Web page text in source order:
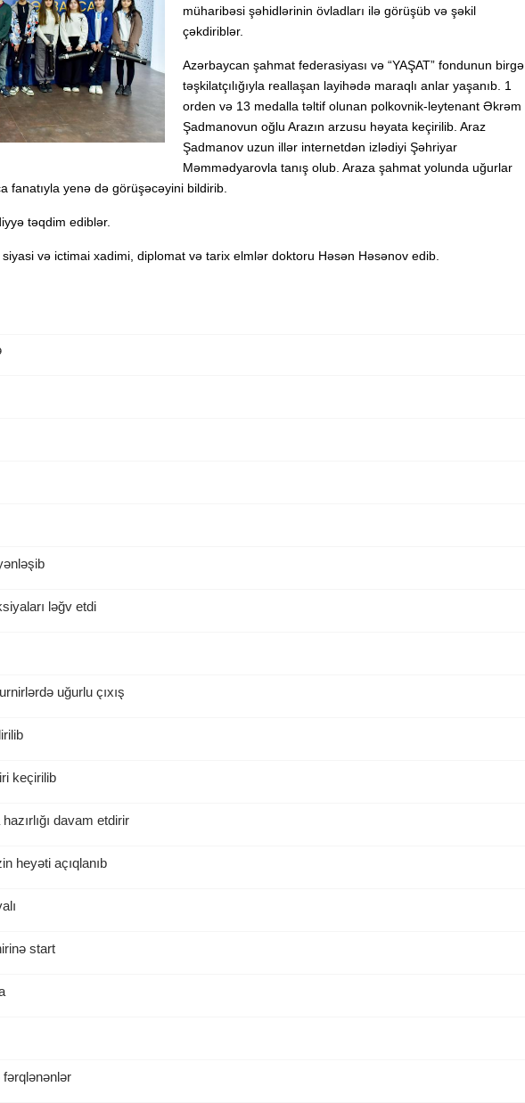
müharibəsi şəhidlərinin övladları ilə görüşüb və şəkil
çəkdiriblər.
Azərbaycan şahmat federasiyası və “YAŞAT” fondunun birgə
təşkilatçılığıyla reallaşan layihədə maraqlı anlar yaşanıb. 1
orden və 13 medalla təltif olunan polkovnik-leytenant Əkrəm
Şadmanovun oğlu Arazın arzusu həyata keçirilib. Araz
Şadmanov uzun illər internetdən izlədiyi Şəhriyar
Məmmədyarovla tanış olub. Araza şahmat yolunda uğurlar
fanatıyla yenə də görüşəcəyini bildirib.
təqdim ediblər.
və ictimai xadimi, diplomat və tarix elmlər doktoru Həsən Həsənov edib.
ləğv etdi
uğurlu çıxış
keçirilib
davam etdirir
heyəti açıqlanıb
start